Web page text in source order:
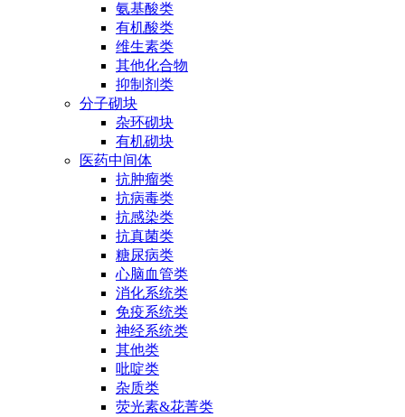
氨基酸类
有机酸类
维生素类
其他化合物
抑制剂类
分子砌块
杂环砌块
有机砌块
医药中间体
抗肿瘤类
抗病毒类
抗感染类
抗真菌类
糖尿病类
心脑血管类
消化系统类
免疫系统类
神经系统类
其他类
吡啶类
杂质类
荧光素&花菁类